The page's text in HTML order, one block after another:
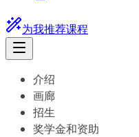
为我推荐课程
介绍
画廊
招生
奖学金和资助